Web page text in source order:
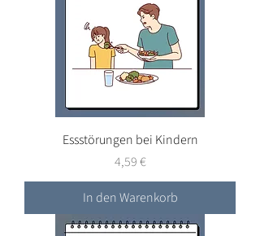
Essstörungen bei Kindern
Preis
4,59 €
In den Warenkorb